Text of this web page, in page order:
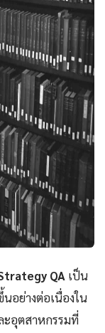
QA เป็น
อย่างต่อเนื่องใน
ะอุตสาหกรรมที่